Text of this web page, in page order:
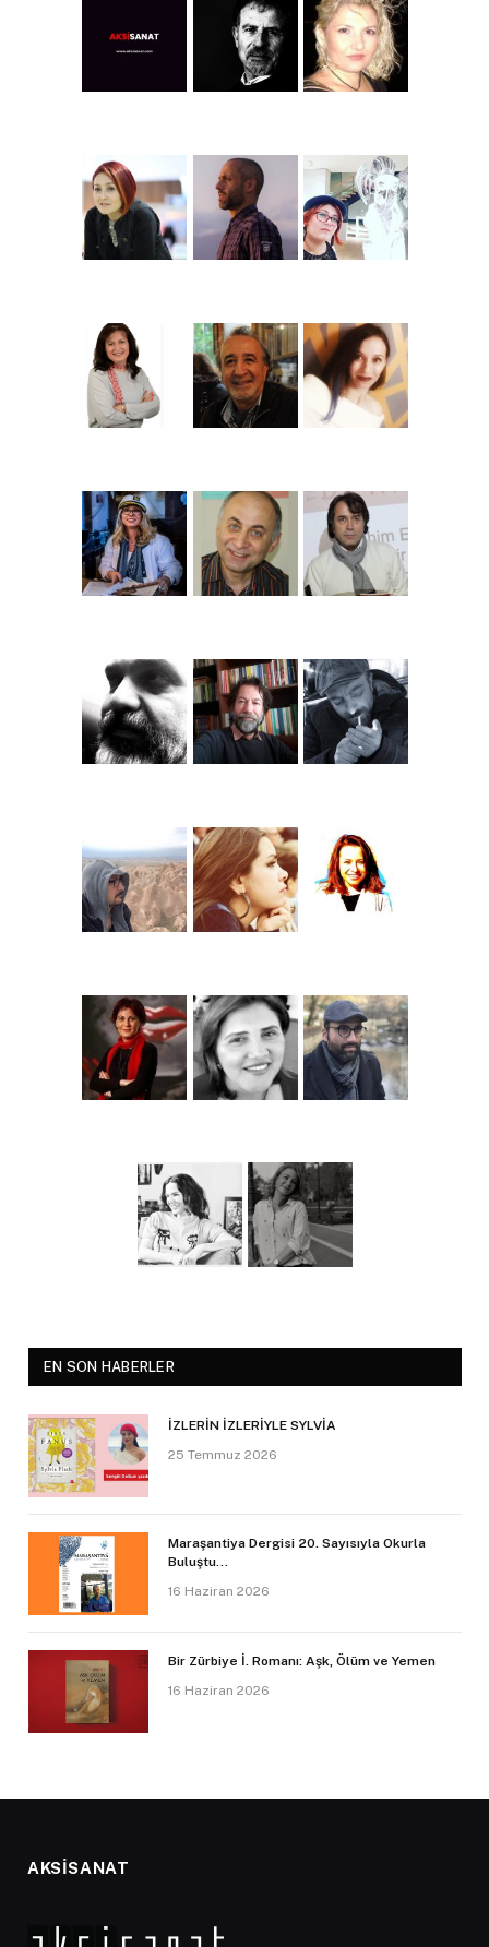
EN SON HABERLER
İZLERİN İZLERİYLE SYLVİA
25 Temmuz 2026
Maraşantiya Dergisi 20. Sayısıyla Okurla
Buluştu…
16 Haziran 2026
Bir Zürbiye İ. Romanı: Aşk, Ölüm ve Yemen
16 Haziran 2026
AKSİSANAT